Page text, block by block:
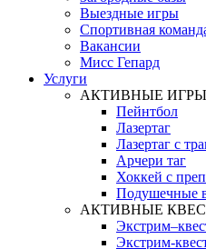
Выездные игры
Спортивная
Вакансии
Мисс Гепард
Услуги
АКТИВНЫЕ ИГРЫ
Пейнтбол
Лазертаг
Лазертаг с
Арчери таг
Хоккей с
Подушечные
АКТИВНЫЕ
Экстрим-